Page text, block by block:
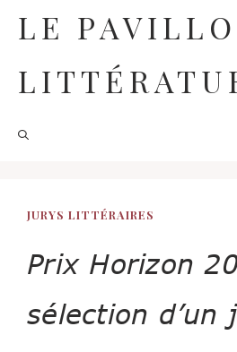
contenu
LE
JURYS LITTÉRAIRES
Prix Horizon
sélection d’un